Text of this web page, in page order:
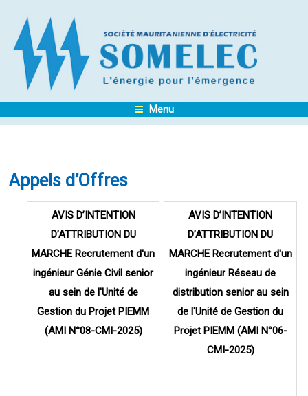
Menu
Appels d’Offres
AVIS D’INTENTION
D’ATTRIBUTION DU
MARCHE Recrutement d'un
ingénieur Réseau de
distribution senior au sein
de l'Unité de Gestion du
Projet PIEMM (AMI N°06-
CMI-2025)
AVIS D’INTENTION
D’ATTRIBUTION DU
MARCHE Recrutement d'un
ingénieur Génie Civil senior
au sein de l'Unité de
Gestion du Projet PIEMM
(AMI N°08-CMI-2025)